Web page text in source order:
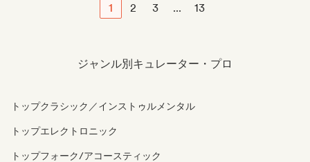
1 2 3 ... 13
ジャンル別キュレーター・プロ
トップクラシック／インストゥルメンタル
トップエレクトロニック
トップフォーク/アコースティック